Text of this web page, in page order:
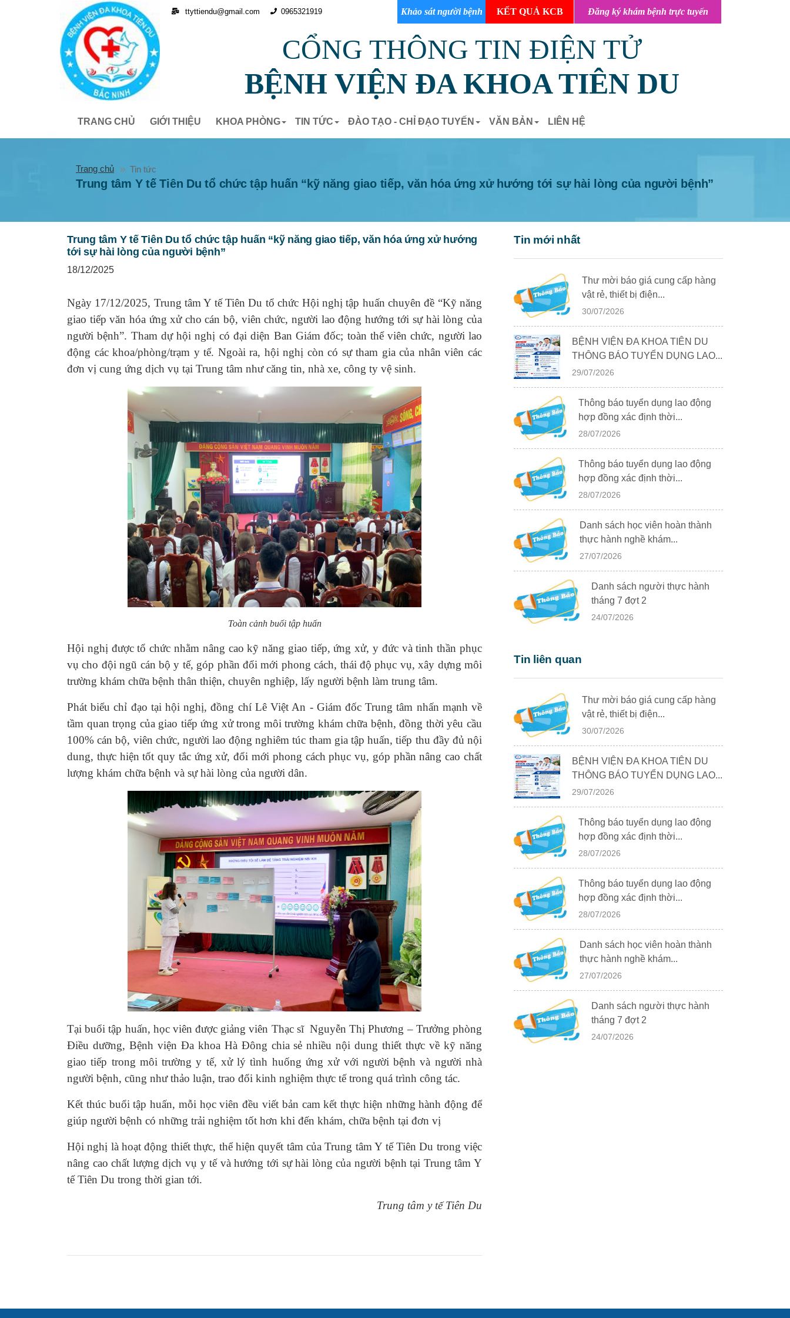
ttyttiendu@gmail.com 0965321919 Đăng ký khám bệnh trực tuyến
KẾT QUẢ KCB
Khảo sát người bệnh
CỔNG THÔNG TIN ĐIỆN TỬ
BỆNH VIỆN ĐA KHOA TIÊN DU
TRANG CHỦ GIỚI THIỆU KHOA PHÒNG TIN TỨC ĐÀO TẠO - CHỈ ĐẠO TUYẾN VĂN BẢN LIÊN HỆ
Trang chủ Tin tức
Trung tâm Y tế Tiên Du tổ chức tập huấn “kỹ năng giao tiếp, văn hóa ứng xử hướng tới sự hài lòng của người bệnh”
Trung tâm Y tế Tiên Du tổ chức tập huấn “kỹ năng giao tiếp, văn hóa ứng xử hướng
tới sự hài lòng của người bệnh”
18/12/2025
Ngày 17/12/2025, Trung tâm Y tế Tiên Du tổ chức Hội nghị tập huấn chuyên đề “Kỹ năng
giao tiếp văn hóa ứng xử cho cán bộ, viên chức, người lao động hướng tới sự hài lòng của
người bệnh”. Tham dự hội nghị có đại diện Ban Giám đốc; toàn thể viên chức, người lao
động các khoa/phòng/trạm y tế. Ngoài ra, hội nghị còn có sự tham gia của nhân viên các
đơn vị cung ứng dịch vụ tại Trung tâm như căng tin, nhà xe, công ty vệ sinh.
Toàn cảnh buổi tập huấn
Hội nghị được tổ chức nhằm nâng cao kỹ năng giao tiếp, ứng xử, y đức và tinh thần phục
vụ cho đội ngũ cán bộ y tế, góp phần đổi mới phong cách, thái độ phục vụ, xây dựng môi
trường khám chữa bệnh thân thiện, chuyên nghiệp, lấy người bệnh làm trung tâm.
Phát biểu chỉ đạo tại hội nghị, đồng chí Lê Việt An - Giám đốc Trung tâm nhấn mạnh về
tầm quan trọng của giao tiếp ứng xử trong môi trường khám chữa bệnh, đồng thời yêu cầu
100% cán bộ, viên chức, người lao động nghiêm túc tham gia tập huấn, tiếp thu đầy đủ nội
dung, thực hiện tốt quy tắc ứng xử, đổi mới phong cách phục vụ, góp phần nâng cao chất
lượng khám chữa bệnh và sự hài lòng của người dân.
Tại buổi tập huấn, học viên được giảng viên Thạc sĩ Nguyễn Thị Phương – Trưởng phòng
Điều dưỡng, Bệnh viện Đa khoa Hà Đông chia sẻ nhiều nội dung thiết thực về kỹ năng
giao tiếp trong môi trường y tế, xử lý tình huống ứng xử với người bệnh và người nhà
người bệnh, cũng như thảo luận, trao đổi kinh nghiệm thực tế trong quá trình công tác.
Kết thúc buổi tập huấn, mỗi học viên đều viết bản cam kếtthực hiện những hành động để
giúp người bệnh có những trải nghiệm tốt hơn khi đến khám, chữa bệnh tại đơn vị
Hội nghị là hoạt động thiết thực, thể hiện quyết tâm của Trung tâm Y tế Tiên Du trong việc
nâng cao chất lượng dịch vụ y tế và hướng tới sự hài lòng của người bệnh tại Trung tâm Y
tế Tiên Du trong thời gian tới.
Trung tâm y tế Tiên Du
Tin mới nhất
Thư mời báo giá cung cấp hàng
vật rẻ, thiết bị điện...
30/07/2026
BỆNH VIỆN ĐA KHOA TIÊN DU
THÔNG BÁO TUYỂN DỤNG LAO...
29/07/2026
Thông báo tuyển dụng lao động
hợp đồng xác định thời...
28/07/2026
Thông báo tuyển dụng lao động
hợp đồng xác định thời...
28/07/2026
Danh sách học viên hoàn thành
thực hành nghề khám...
27/07/2026
Danh sách người thực hành
tháng 7 đợt 2
24/07/2026
Tin liên quan
Thư mời báo giá cung cấp hàng
vật rẻ, thiết bị điện...
30/07/2026
BỆNH VIỆN ĐA KHOA TIÊN DU
THÔNG BÁO TUYỂN DỤNG LAO...
29/07/2026
Thông báo tuyển dụng lao động
hợp đồng xác định thời...
28/07/2026
Thông báo tuyển dụng lao động
hợp đồng xác định thời...
28/07/2026
Danh sách học viên hoàn thành
thực hành nghề khám...
27/07/2026
Danh sách người thực hành
tháng 7 đợt 2
24/07/2026